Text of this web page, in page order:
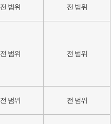
전 범위 전 범위
전 범위 전 범위
전 범위 전 범위